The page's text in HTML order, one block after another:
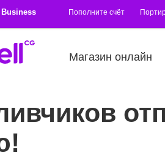
Business Пополните счёт
Магазин онлайн